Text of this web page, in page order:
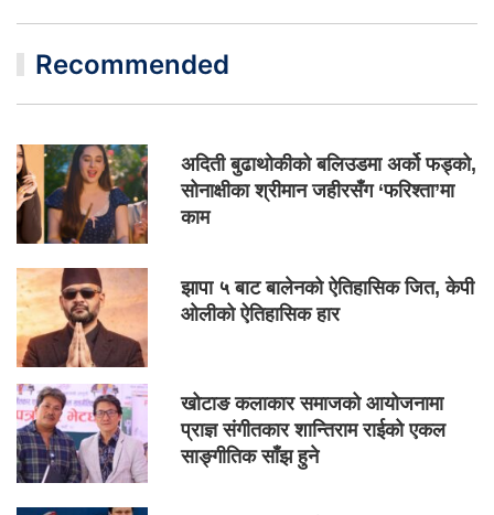
Recommended
अदिती बुढाथोकीको बलिउडमा अर्को फड्को,
सोनाक्षीका श्रीमान जहीरसँग ‘फरिश्ता’मा
काम
झापा ५ बाट बालेनको ऐतिहासिक जित, केपी
ओलीको ऐतिहासिक हार
खोटाङ कलाकार समाजको आयोजनामा
प्राज्ञ संगीतकार शान्तिराम राईको एकल
साङ्गीतिक साँझ हुने